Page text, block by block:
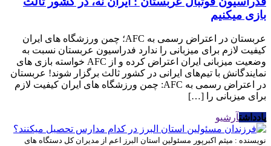
بازی میکنیم
عربستان در اعتراض رسمی به AFC؛ چمن ورزشگاه‌ های ایران
کیفیت لازم برای میزبانی را ندارد فدراسیون عربستان نسبت به
وضعیت میزبانی ایران اعتراض کرده و از AFC خواسته بازی های
نمایندگانش با تیم‌های ایرانی در کشور ثالث برگزار شوند! عربستان
در اعتراض رسمی به AFC: چمن ورزشگاه های ایران کیفیت لازم
برای میزبانی را […]
یادداشتآرشیو
نویسنده : میثم اکبرپور مسئولین استان البرز اعم از مدیران کل دستگاه های